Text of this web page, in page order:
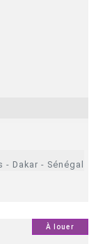
- Dakar - Sénégal
À louer0